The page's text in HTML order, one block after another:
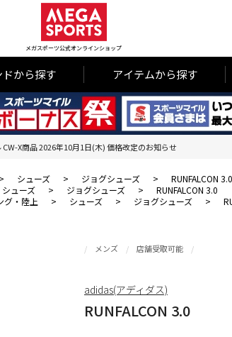
メガスポーツ公式オンラインショップ
ドから探す アイテムから探す
CW-X商品 2026年10月1日(木) 価格改定のお知らせ
> シューズ > ジョグシューズ >
RUNFALCON 3.0
シューズ > ジョグシューズ >
RUNFALCON 3.0
グ・陸上 > シューズ > ジョグシューズ >
メンズ 店舗受取可能
RUNFALCON 3.0
adidas(アディダス)